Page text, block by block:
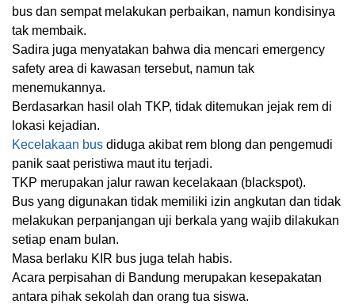
bus dan sempat melakukan perbaikan, namun kondisinya
tak membaik.
Sadira juga menyatakan bahwa dia mencari emergency
safety area di kawasan tersebut, namun tak
menemukannya.
Berdasarkan hasil olah TKP, tidak ditemukan jejak rem di
lokasi kejadian.
Kecelakaan bus diduga akibat rem blong dan pengemudi
panik saat peristiwa maut itu terjadi.
TKP merupakan jalur rawan kecelakaan (blackspot).
Bus yang digunakan tidak memiliki izin angkutan dan tidak
melakukan perpanjangan uji berkala yang wajib dilakukan
setiap enam bulan.
Masa berlaku KIR bus juga telah habis.
Acara perpisahan di Bandung merupakan kesepakatan
antara pihak sekolah dan orang tua siswa.